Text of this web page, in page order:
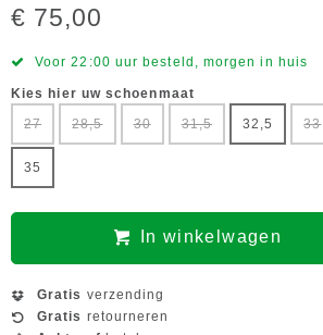
€ 75,00
Voor 22:00 uur besteld, morgen in huis
Kies hier uw schoenmaat
27
28,5 30 31,5 32,5 33
35
In winkelwagen
Gratis verzending
Gratis retourneren